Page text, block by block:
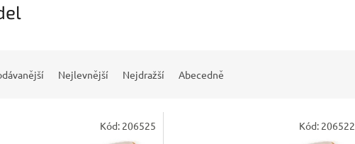
Nejlevnější Nejdražší Abecedně
Kód: 206525 Kód: 206522